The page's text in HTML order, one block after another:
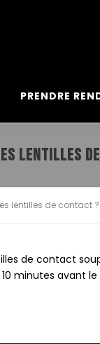
PRENDRE
LENTILLES
lentilles de contact ?
de contact
minutes avant